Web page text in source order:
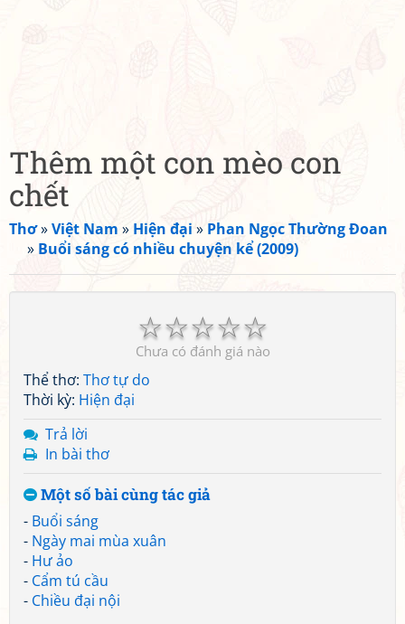
Thêm một con mèo con
chết
Thơ»Việt Nam » Hiện đại » Phan Ngọc Thường Đoan
» Buổi sáng có nhiều chuyện kể (2009)
☆
☆
☆
☆
☆
Chưa có đánh giá nào
Thể thơ: Thơ tự do
Thời kỳ: Hiện đại
Trả lời
In bài thơ
Một số bài cùng tác giả
- Buổi sáng
- Ngày mai mùa xuân
- Hư ảo
- Cẩm tú cầu
- Chiều đại nội